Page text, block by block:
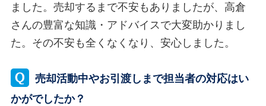
ました。売却するまで不安もありましたが、高倉
さんの豊富な知識・アドバイスで大変助かりまし
た。その不安も全くなくなり、安心しました。
売却活動中やお引渡しまで担当者の対応はい
かがでしたか？